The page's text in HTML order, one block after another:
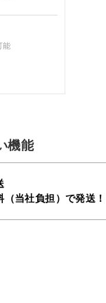
能
機能
（当社負担）で発送！